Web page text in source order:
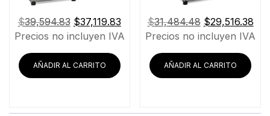
$39,594.83 El
precio
era:
$39,594.83.
$37,119.83El
precio
es:
$37,119.83.
Precios no incluyen IVA
AÑADIR AL CARRITO
$31,484.48 El
precio
era:
$31,484.48.
$29,516.38El
Precios no incluyen IVA
AÑADIR AL CARRITO